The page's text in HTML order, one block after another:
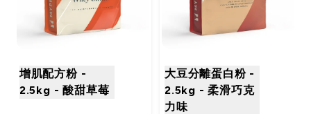
增肌配方粉 -
2.5kg - 酸甜草莓
大豆分離蛋白粉 -
2.5kg - 柔滑巧克
力味